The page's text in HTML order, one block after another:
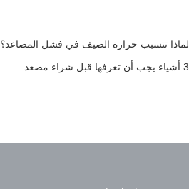
لماذا تتسبب حرارة الصيف في فشل المصاعد؟
3 أشياء يجب أن تعرفها قبل شراء مصعد